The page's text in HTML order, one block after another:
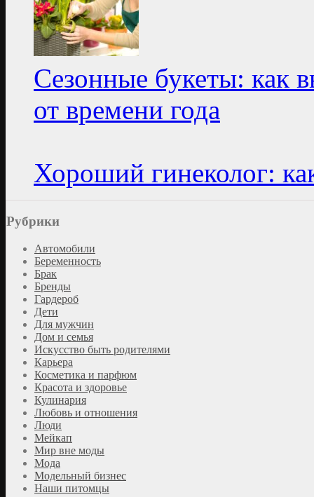
Сезонные букеты: как
от времени года
Хороший гинеколог:
Рубрики
Автомобили
Беременность
Брак
Бренды
Гардероб
Дети
Для мужчин
Дом и семья
Искусство быть родителями
Карьера
Косметика и парфюм
Красота и здоровье
Кулинария
Любовь и отношения
Люди
Мейкап
Мир вне моды
Мода
Модельный бизнес
Наши питомцы